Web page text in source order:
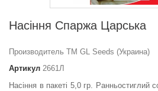
Насіння Спаржа Царська
Производитель ТМ GL Seeds (Украина)
Артикул 2661Л
Насіння в пакеті 5,0 гр. Ранньостиглий